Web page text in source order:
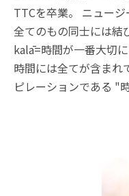
TTCを卒業。 ニュージ
全てのもの同士には結
kalā=時間が一番大切
時間には全てが含まれ
ピレーションである "